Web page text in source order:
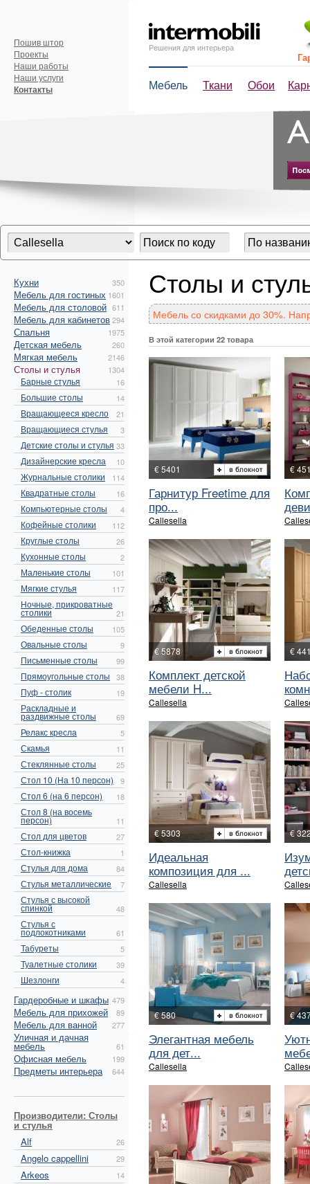
Решения для интерьера
Мебель Ткани Обои
Пошив штор
Проекты
Наши работы
Наши услуги
Контакты
Кухни 350
Мебель для гостиных 1601
Мебель для столовой 611
Мебель для кабинетов294
Спальня 1975
Детская мебель 260
Мягкая мебель 2146
Столы и стулья 1304
Барные стулья 16
Большие столы 14
Вращающееся кресло 21
Вращающиеся стулья 3
Детские столы и стулья 33
Дизайнерские кресла 10
Журнальные столики 114
Квадратные столы 16
Компьютерные столы 4
Кофейные столики 112
Круглые столы 26
Кухонные столы 2
Маленькие столы 101
Мягкие стулья 117
Ночные, прикроватные
столики 21
Обеденные столы 105
Овальные столы 9
Письменные столы 99
Прямоугольные столы 38
Пуф - столик 19
Раскладные и
раздвижные столы 69
Релакс кресла 5
Скамья 11
Стеклянные столы 25
Стол 10 (На 10 персон) 9
Стол 6 (на 6 персон) 18
Стол 8 (на восемь
персон) 11
Стол для цветов 27
Стол-книжка 1
Стулья для дома 84
Стулья металлические 7
Стулья с высокой
спинкой 48
Стулья с
подлокотниками 61
Табуреты 5
Туалетные столики 39
Шезлонги 4
Гардеробные и шкафы 479
Мебель для прихожей 89
Мебель для ванной 277
Уличная и дачная
мебель 61
Офисная мебель 199
Предметы интерьера 644
Производители: Столы
и стулья
Alf
26
Angelo cappellini 29
Arkeos 14
Столы и
Мебель со скидками до 30%.
В этой категории 22 товара
€ 5401
Гарнитур Freetime для
про...
Callesella
€
€ 5878
Комплект детской
мебели H...
Callesella
€
€ 5303
Идеальная
композиция для ...
Callesella
€
€ 580
Элегантная мебель
для дет...
Callesella
€